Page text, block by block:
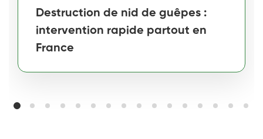
Destruction de nid de guêpes :
intervention rapide partout en
France